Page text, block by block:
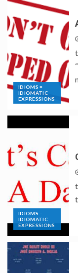
IDIOMS =
IDIOMATIC
EXPRESSIONS
IDIOMS =
IDIOMATIC
EXPRESSIONS